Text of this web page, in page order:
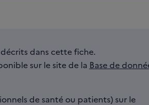
dans cette fiche.
sur le site de la Base de
de santé ou patients) sur le